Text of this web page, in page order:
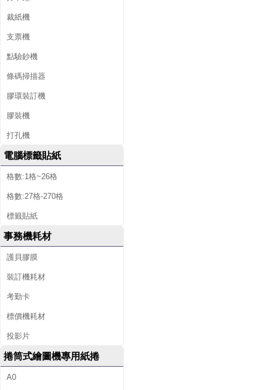
裁紙機
支票機
點驗鈔機
條碼掃描器
膠環裝訂機
膠裝機
打孔機
電腦標籤貼紙
格數:1格~26格
格數:27格-270格
標籤貼紙
事務機耗材
護貝膠膜
裝訂機耗材
考勤卡
標價機耗材
投影片
捲筒式繪圖機專用紙捲
A0